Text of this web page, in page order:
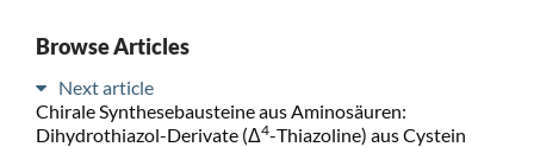
Browse Articles
Next article
Chirale Synthesebausteine aus Aminosäuren:
Dihydrothiazol-Derivate (Δ4-Thiazoline) aus Cystein